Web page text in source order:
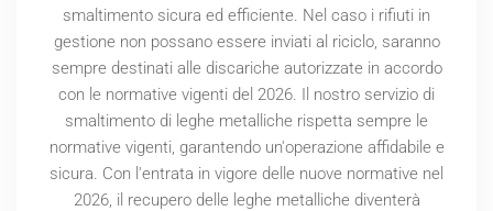
smaltimento sicura ed efficiente. Nel caso i rifiuti in
gestione non possano essere inviati al riciclo, saranno
sempre destinati alle discariche autorizzate in accordo
con le normative vigenti del 2026. Il nostro servizio di
smaltimento di leghe metalliche rispetta sempre le
normative vigenti, garantendo un'operazione affidabile e
sicura. Con l'entrata in vigore delle nuove normative nel
2026, il recupero delle leghe metalliche diventerà